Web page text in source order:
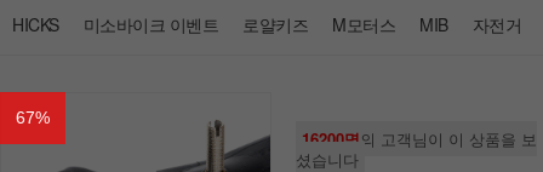
HICKS 미소바이크 이벤트 로얄키즈 M모터스 MIB 자전거
67%
16200명의 고객님이 이 상품을 보
셨습니다